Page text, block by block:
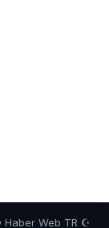
Haber Web TR ☪